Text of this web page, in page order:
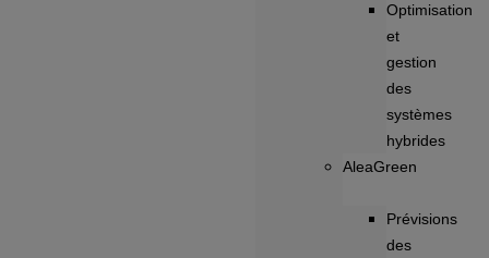
Optimisation
et
gestion
des
systèmes
hybrides
AleaGreen
Prévisions
des